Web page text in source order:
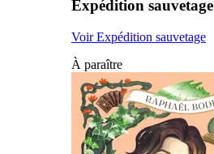
Expédition sauvetage
Voir Expédition sauvetage
À paraître